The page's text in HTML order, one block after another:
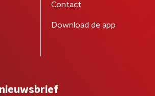
Contact
Download de app
nieuwsbrief